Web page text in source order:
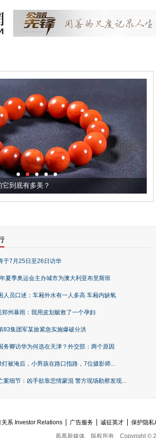
到底有多美？
于7月25日至26日访华
夏季奥运会主办城市为澳大利亚布里斯班
人员口述：车厢外水有一人多高 车厢内缺氧
郑州暴雨：我用皮划艇救了一个孕妇
83集团军某旅紧急实施爆破分洪
务卿访华为何选在天津？外交部：两个原因
灯被淹后，小男孩在路口指路，7位摄影师...
案细节：凶手欲靠悲情蒙混 警方现场勘察发现...
关系 Investor Relations 广告服务 诚征英才 保护隐私
凤凰新媒体
版权所有 Copyright ©